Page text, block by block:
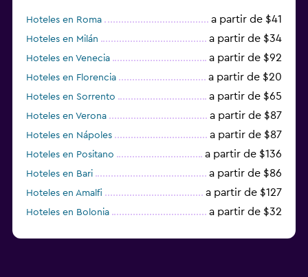
Hoteles en Roma a partir de $41
Hoteles en Milán a partir de $34
Hoteles en Venecia a partir de $92
Hoteles en Florencia a partir de $20
Hoteles en Sorrento a partir de $65
Hoteles en Verona a partir de $87
Hoteles en Nápoles a partir de $87
Hoteles en Positano a partir de $136
Hoteles en Bari a partir de $86
Hoteles en Amalfi a partir de $127
Hoteles en Bolonia a partir de $32